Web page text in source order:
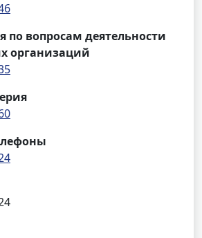
по вопросам деятельности
организаций